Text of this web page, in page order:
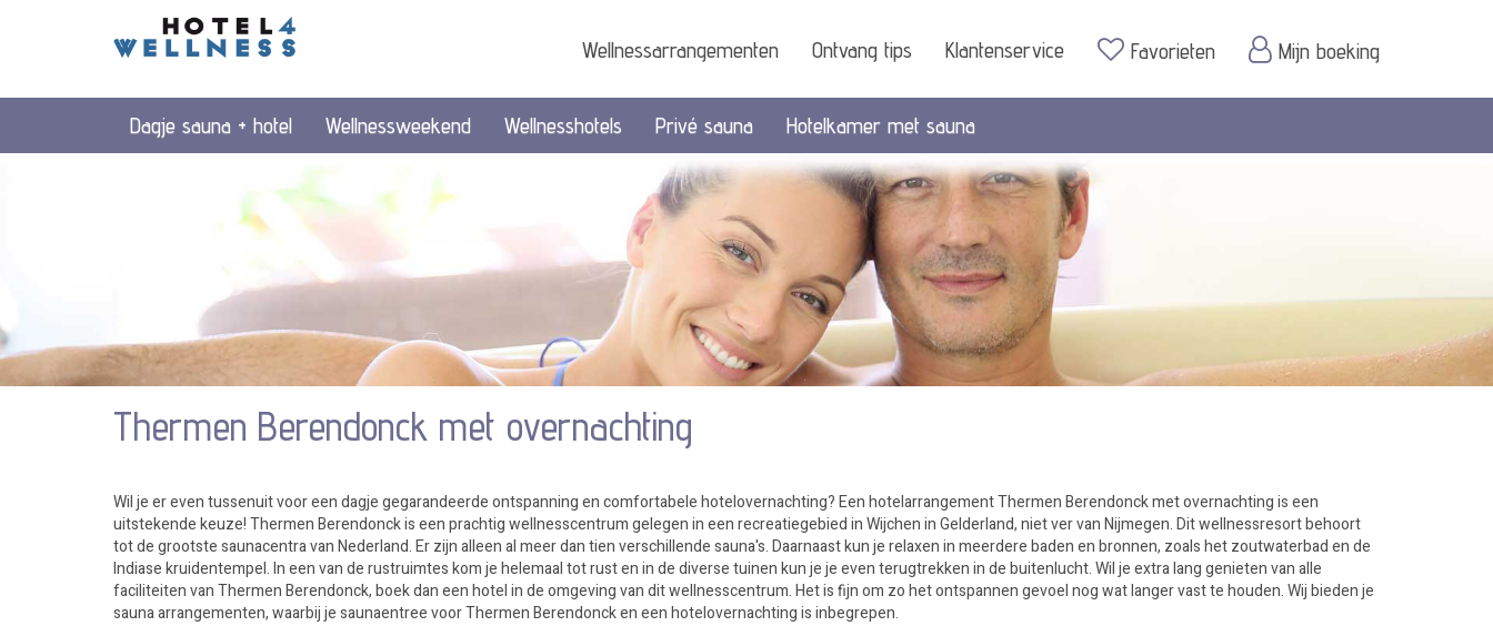
Wellnessarrangementen Ontvang tips Klantenservice Favorieten Mijn boeking
Dagje sauna + hotel Wellnessweekend Wellnesshotels Privé sauna Hotelkamer met sauna
Thermen Berendonck met overnachting
Wil je er even tussenuit voor een dagje gegarandeerde ontspanning en comfortabele hotelovernachting? Een hotelarrangement Thermen Berendonck met overnachting is een
uitstekende keuze! Thermen Berendonck is een prachtig wellnesscentrum gelegen in een recreatiegebied in Wijchen in Gelderland, niet ver van Nijmegen. Dit wellnessresort behoort
tot de grootste saunacentra van Nederland. Er zijn alleen al meer dan tien verschillende sauna's. Daarnaast kun je relaxen in meerdere baden en bronnen, zoals het zoutwaterbad en de
Indiase kruidentempel. In een van de rustruimtes kom je helemaal tot rust en in de diverse tuinen kun je je even terugtrekken in de buitenlucht. Wil je extra lang genieten van alle
faciliteiten van Thermen Berendonck, boek dan een hotel in de omgeving van dit wellnesscentrum. Het is fijn om zo het ontspannen gevoel nog wat langer vast te houden. Wij bieden je
sauna arrangementen, waarbij je saunaentree voor Thermen Berendonck en een hotelovernachting is inbegrepen.